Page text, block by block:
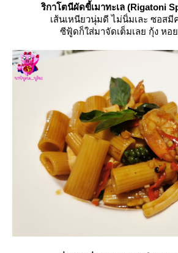
ริกาโตนีผัดขี้เมาทะเล (Rigatoni
เส้นเหนียวนุ่มดี ไม่นิ่มเละ ซอสมี
ซีฟู้ดก็ใส่มาจัดเต็มเลย กุ้ง หอ